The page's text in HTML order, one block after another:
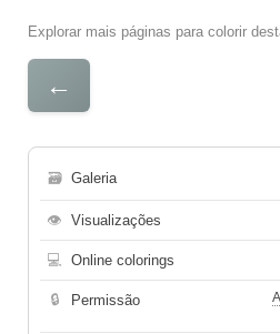
Explorar mais páginas para colorir
←
🗃 Galeria
👁 Visualizações
💻 Online colorings
🔒 Permissão